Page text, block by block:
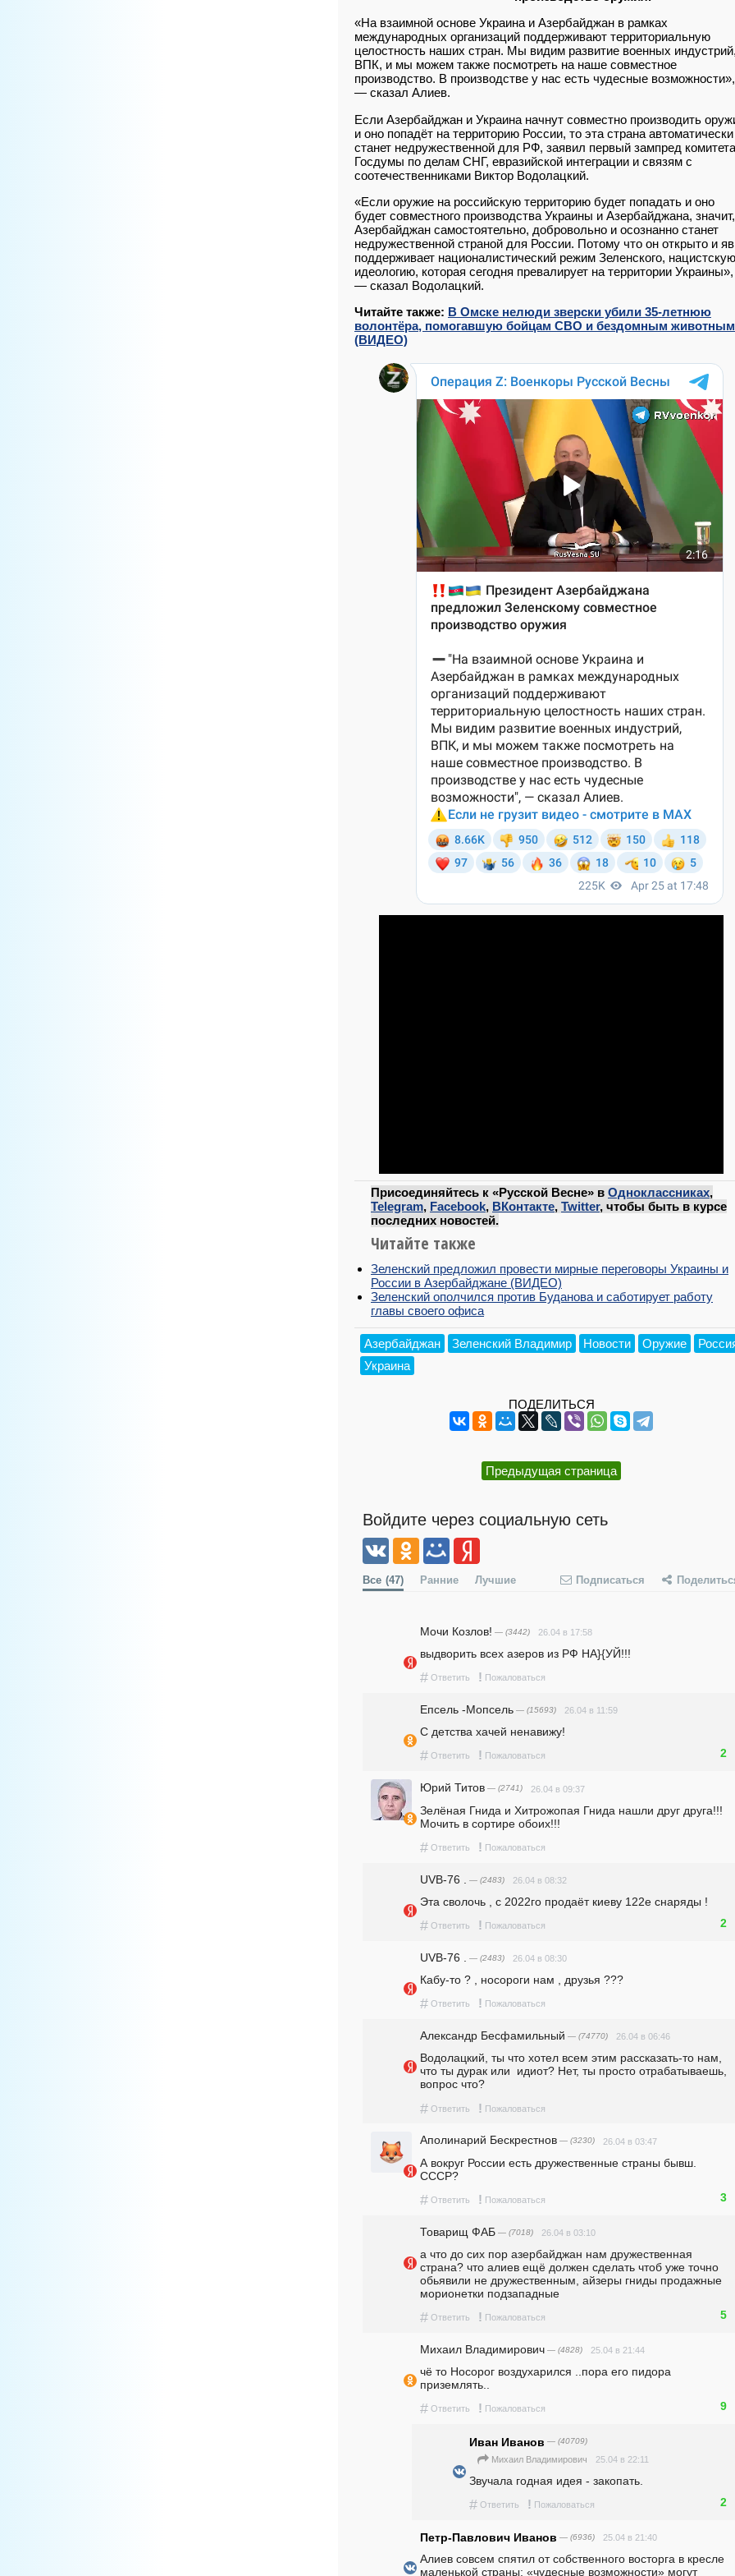
«На взаимной основе Украина и Азербайджан в рамках
международных организаций поддерживают территориальную
целостность наших стран. Мы видим развитие военных
ВПК, и мы можем также посмотреть на наше совместное
производство. В производстве у нас есть чудесные возможности»,
— сказал Алиев.
Если Азербайджан и Украина начнут совместно производить
и оно попадёт на территорию России, то эта страна автоматически
станет недружественной для РФ, заявил первый зампред комитета
Госдумы по делам СНГ, евразийской интеграции и связям с
соотечественниками Виктор Водолацкий.
«Если оружие на российскую территорию будет попадать и оно
будет совместного производства Украины и Азербайджана, значит,
Азербайджан самостоятельно, добровольно и осознанно станет
недружественной страной для России. Потому что он открыто и
поддерживает националистический режим Зеленского, нацистскую
идеологию, которая сегодня превалирует на территории Украины»,
— сказал Водолацкий.
Читайте также: В Омске нелюди зверски убили 35-летнюю
волонтёра, помогавшую бойцам СВО и бездомным животным
(ВИДЕО)
Присоединяйтесь к «Русской Весне» в Одноклассниках,
Telegram, Facebook, ВКонтакте, Twitter, чтобы быть в курсе
последних новостей.
Читайте также
Зеленский предложил провести мирные переговоры Украины и
России в Азербайджане (ВИДЕО)
Зеленский ополчился против Буданова и саботирует работу
главы своего офиса
Азербайджан Зеленский Владимир Новости Оружие
Украина
ПОДЕЛИТЬСЯ
Предыдущая страница
Войдите через социальную сеть
Все (47) Ранние Лучшие Подписаться
Мочи Козлов! — (3442) 26.04 в 17:58
выдворить всех азеров из РФ НА}{УЙ!!!
# Ответить ! Пожаловаться
Епсель -Мопсель — (15693) 26.04 в 11:59
С детства хачей ненавижу!
# Ответить ! Пожаловаться 2
Юрий Титов — (2741) 26.04 в 09:37
Зелёная Гнида и Хитрожопая Гнида нашли друг друга!!!
Мочить в сортире обоих!!!
# Ответить ! Пожаловаться
UVB-76 . — (2483) 26.04 в 08:32
Эта сволочь , с 2022го продаёт киеву 122е снаряды !
# Ответить ! Пожаловаться 2
UVB-76 . — (2483) 26.04 в 08:30
Кабу-то ? , носороги нам , друзья ???
# Ответить ! Пожаловаться
Александр Бесфамильный — (74770) 26.04 в 06:46
Водолацкий, ты что хотел всем этим рассказать-то нам,
что ты дурак или  идиот? Нет, ты просто отрабатываешь,
вопрос что?
# Ответить ! Пожаловаться
Аполинарий Бескрестнов — (3230) 26.04 в 03:47
А вокруг России есть дружественные страны бывш.
СССР?
# Ответить ! Пожаловаться 3
Товарищ ФАБ — (7018) 26.04 в 03:10
а что до сих пор азербайджан нам дружественная
страна? что алиев ещё должен сделать чтоб уже точно
обьявили не дружественным, айзеры гниды продажные
морионетки подзападные
# Ответить ! Пожаловаться 5
Михаил Владимирович — (4828) 25.04 в 21:44
чё то Носорог воздухарился ..пора его пидора
приземлять..
# Ответить ! Пожаловаться 9
Иван Иванов — (40709)
Михаил Владимирович 25.04 в 22:11
Звучала годная идея - закопать.
# Ответить ! Пожаловаться 2
Петр-Павлович Иванов — (6936) 25.04 в 21:40
Алиев совсем спятил от собственного восторга в кресле
маленькой страны: «чудесные возможности» могут